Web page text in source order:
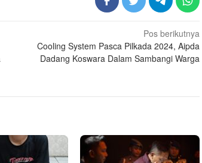
Pos berikutnya
Cooling System Pasca Pilkada 2024, Aipda
Dadang Koswara Dalam Sambangi Warga